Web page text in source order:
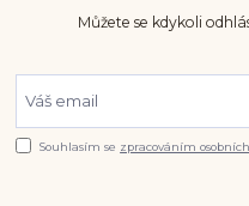
Můžete se kdykoli
Souhlasím se zpracováním